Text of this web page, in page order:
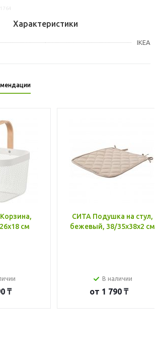
Характеристики
IKEA
см
₸
СИТА Подушка на стул,
бежевый, 38/35x38x2 см
В наличии
от 1 790 ₸